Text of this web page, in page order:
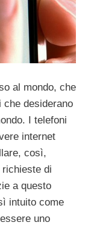
al mondo, che
che desiderano
I telefoni
internet
così,
richieste di
a questo
intuito come
uno